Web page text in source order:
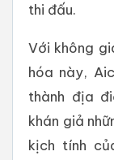
thi đấu.
Với không
hóa này,
thành địa
khán giả
kịch tính